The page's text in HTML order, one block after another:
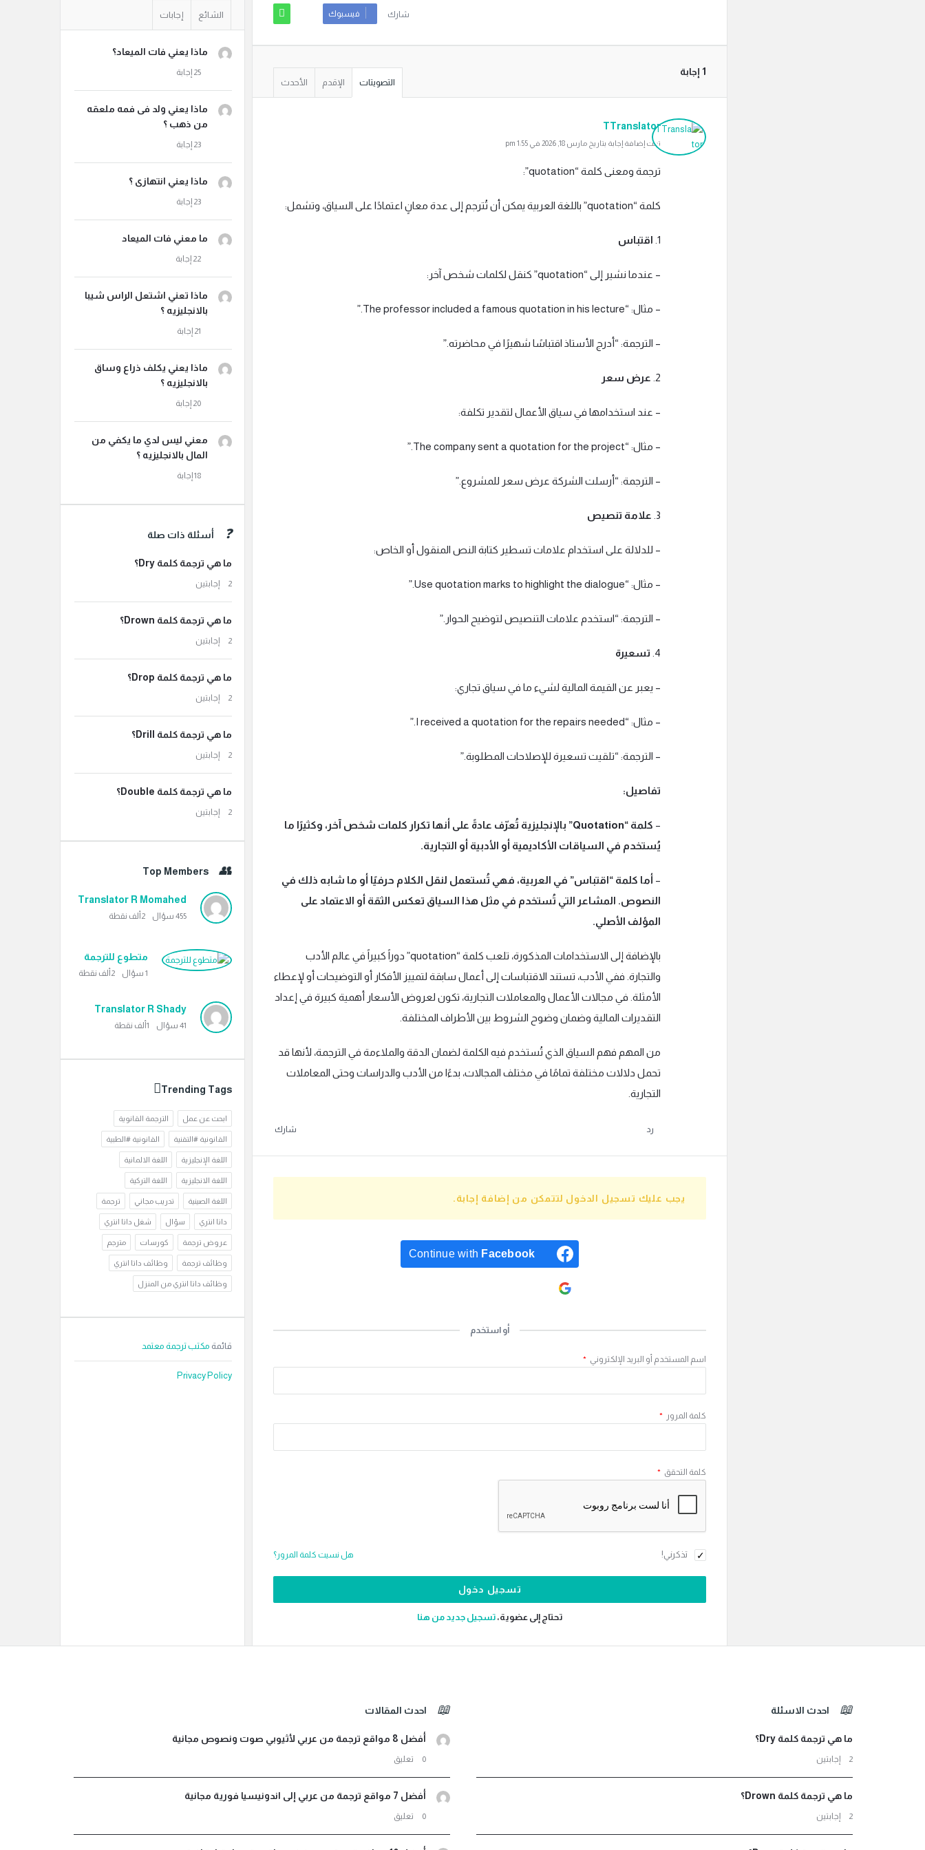
شارك فيسبوك
‫1 إجابة
التصويتات الإقدم الأحدث
TTranslator
تمت إضافة إجابة بتاريخ مارس 18, 2026 في 1:55 pm
ترجمة ومعنى كلمة “quotation”:
كلمة “quotation” باللغة العربية يمكن أن تُترجم إلى عدة معانٍ اعتمادًا على السياق، وتشمل:
1. اقتباس
– عندما نشير إلى “quotation” كنقل لكلمات شخص آخر:
– مثال: “The professor included a famous quotation in his lecture.”
– الترجمة: “أدرج الأستاذ اقتباسًا شهيرًا في محاضرته.”
2. عرض سعر
– عند استخدامها في سياق الأعمال لتقدير تكلفة:
– مثال: “The company sent a quotation for the project.”
– الترجمة: “أرسلت الشركة عرض سعر للمشروع.”
3. علامة تنصيص
– للدلالة على استخدام علامات تسطير كتابة النص المنقول أو الخاص:
– مثال: “Use quotation marks to highlight the dialogue.”
– الترجمة: “استخدم علامات التنصيص لتوضيح الحوار.”
4. تسعيرة
– يعبر عن القيمة المالية لشيء ما في سياق تجاري:
– مثال: “I received a quotation for the repairs needed.”
– الترجمة: “تلقيت تسعيرة للإصلاحات المطلوبة.”
تفاصيل:
–
كلمة “Quotation” بالإنجليزية تُعرّف عادةً على أنها تكرار كلمات شخص آخر، وكثيرًا ما
يُستخدم في السياقات الأكاديمية أو الأدبية أو التجارية.
– أما كلمة “اقتباس” في العربية، فهي تُستعمل لنقل الكلام حرفيًا أو ما شابه ذلك في
النصوص. المشاعر التي تُستخدم في مثل هذا السياق تعكس الثقة أو الاعتماد على
المؤلف الأصلي.
بالإضافة إلى الاستخدامات المذكورة، تلعب كلمة “quotation” دوراً كبيراً في عالم الأدب
والتجارة. ففي الأدب، تستند الاقتباسات إلى أعمال سابقة لتمييز الأفكار أو التوضيحات أو لإعطاء
الأمثلة. في مجالات الأعمال والمعاملات التجارية، تكون لعروض الأسعار أهمية كبيرة في إعداد
التقديرات المالية وضمان وضوح الشروط بين الأطراف المختلفة.
من المهم فهم السياق الذي تُستخدم فيه الكلمة لضمان الدقة والملاءمة في الترجمة، لأنها قد
تحمل دلالات مختلفة تمامًا في مختلف المجالات، بدءًا من الأدب والدراسات وحتى المعاملات
التجارية.
رد شارك
يجب عليك تسجيل الدخول لتتمكن من إضافة إجابة.
Continue with Facebook
أو استخدم
اسم المستخدم أو البريد الإلكتروني *
كلمة المرور *
كلمة التحقق *
تذكرني! هل نسيت كلمة المرور؟
تحتاج إلى عضوية، ‫تسجيل جديد من هنا
الشائع إجابات
ماذا يعني فات الميعاد؟
ماذا يعني ولد فى فمه ملعقه
من ذهب ؟
ماذا يعني انتهازى ؟
ما معني فات الميعاد
ماذا تعني اشتعل الراس شيبا
بالانجليزيه ؟
ماذا يعني يكلف ذراع وساق
بالانجليزيه ؟
معني ليس لدي ما يكفي من
المال بالانجليزيه ؟
أسئلة ذات صلة
ما هي ترجمة كلمة Dry؟
‫2 إجابتين
ما هي ترجمة كلمة Drown؟
‫2 إجابتين
ما هي ترجمة كلمة Drop؟
‫2 إجابتين
ما هي ترجمة كلمة Drill؟
‫2 إجابتين
ما هي ترجمة كلمة Double؟
‫2 إجابتين
Top Members
Translator R Momahed
455 سؤال 2ألف نقطة
متطوع للترجمة
1 سؤال 2ألف نقطة
Translator R Shady
41 سؤال 1ألف نقطة
Trending Tags
ابحث عن عمل الترجمة القانوية
القانونية #التقنية القانونية #الطبية
اللغة الإنجليزية اللغة الالمانية
اللغة الانجليزية اللغة التركية
اللغة الصينية تدريب مجاني ترجمة
داتا انتري سؤال شغل داتا انتري
عروض ترجمة كورسات مترجم
وظائف ترجمة وظائف داتا انتري
وظائف داتا انتري من المنزل
قائمة مكتب ترجمة معتمد
Privacy Policy
الفوتراحدث الاسئلة
ما هي ترجمة كلمة Dry؟
‫2 إجابتين
ما هي ترجمة كلمة Drown؟
‫2 إجابتين
احدث المقالات
أفضل 8 مواقع ترجمة من عربي لأثيوبي صوت ونصوص مجانية
‫0 تعليق
أفضل 7 مواقع ترجمة من عربي إلى اندونيسيا فورية مجانية
‫0 تعليق